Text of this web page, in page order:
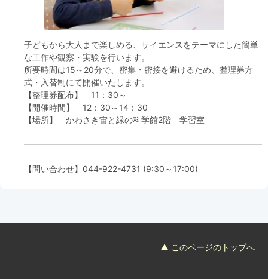
フード＆カフェ
マネジメント会議
自然環境保全管理会議
お問合わせ
子どもから大人まで楽しめる、サイエンスをテーマにした簡単
な工作や観察・実験を行います。
所要時間は15～20分で、密集・密接を避けるため、整理券方
式・入替制にて開催いたします。
【整理券配布】 11：30～
【開催時間】 12：30～14：30
【場所】 かわさき宙と緑の科学館2階 学習室
【問い合わせ】 044-922-4731 (9:30～17:00)
▲ このページのトップへ